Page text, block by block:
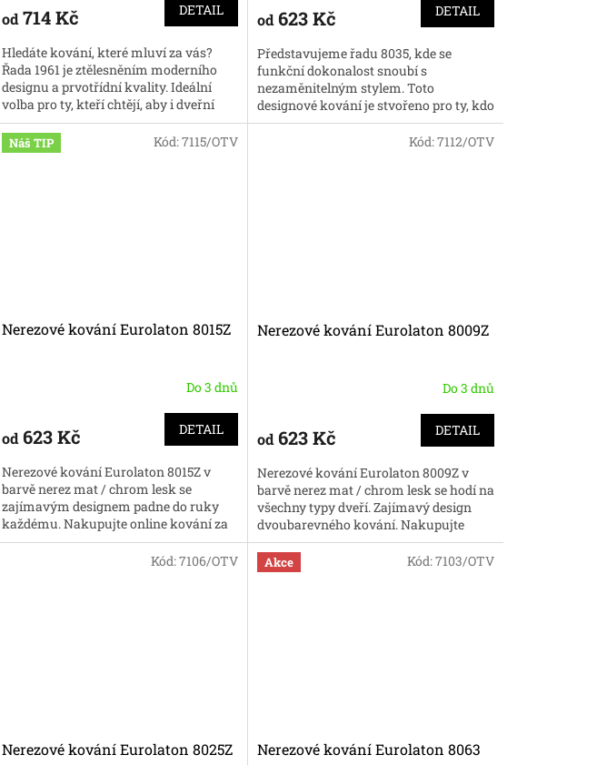
od714 Kč DETAIL
Hledáte kování, které mluví za vás?
Řada 1961 je ztělesněním moderního
designu a prvotřídní kvality. Ideální
volba pro ty, kteří chtějí, aby i dveřní
kování bylo součástí...
od623 Kč DETAIL
Představujeme řadu 8035, kde se
funkční dokonalost snoubí s
nezaměnitelným stylem. Toto
designové kování je stvořeno pro ty, kdo
hledají pro své dveře nejen spolehlivost,
Náš TIP
Nerezové kování Eurolaton 8015Z
Do 3 dnů
od623 Kč DETAIL
Nerezové kování Eurolaton 8015Z v
barvě nerez mat / chrom lesk se
zajímavým designem padne do ruky
každému. Nakupujte online kování za
dobré ceny.
Kód:7115/OTV
Nerezové kování Eurolaton 8009Z
Do 3 dnů
od623 Kč DETAIL
Nerezové kování Eurolaton 8009Z v
barvě nerez mat / chrom lesk se hodí na
všechny typy dveří. Zajímavý design
dvoubarevného kování. Nakupujte
online kování za dobré ceny.
Kód:7112/OTV
Nerezové kování Eurolaton 8025Z
Kód:7106/OTV Akce
Nerezové kování Eurolaton 8063
Kód:7103/OTV